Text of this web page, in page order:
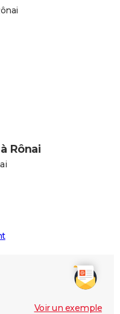
Rônai
Voir un exemple